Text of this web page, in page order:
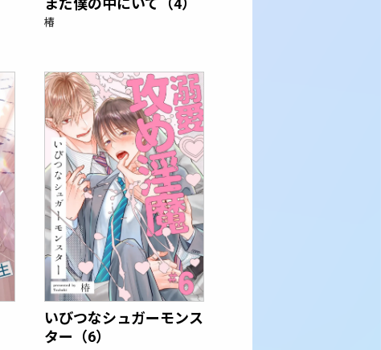
まだ僕の中にいて（4）
椿
いびつなシュガーモンス
ター（6）